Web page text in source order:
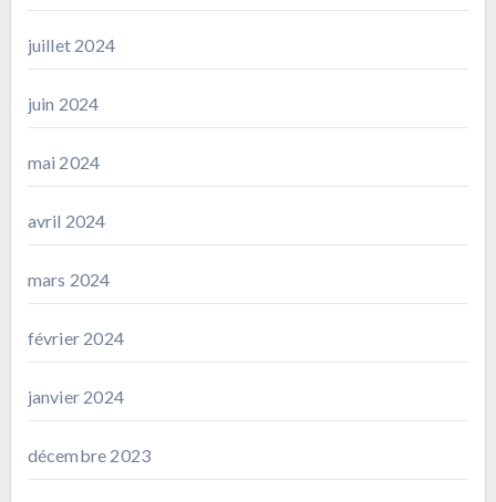
juillet 2024
juin 2024
mai 2024
avril 2024
mars 2024
février 2024
janvier 2024
décembre 2023